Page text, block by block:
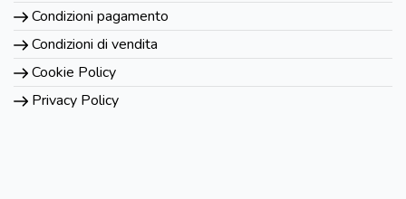
Condizioni pagamento
Condizioni di vendita
Cookie Policy
Privacy Policy